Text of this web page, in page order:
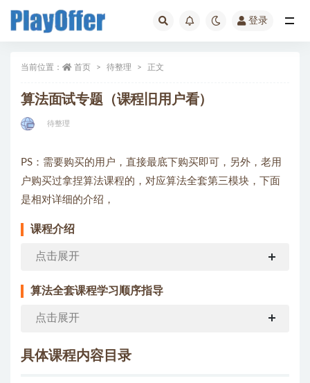
登录
当前位置： 首页 待整理 正文
算法面试专题（课程旧用户看）
待整理
PS：需要购买的用户，直接最底下购买即可，另外，老用
户购买过拿捏算法课程的，对应算法全套第三模块，下面
是相对详细的介绍，
课程介绍
点击展开
算法全套课程学习顺序指导
点击展开
具体课程内容目录